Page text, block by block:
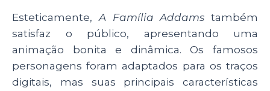
Esteticamente,A Família Addams também
satisfaz o público, apresentando uma
animação bonita e dinâmica. Os famosos
personagens foram adaptados para os traços
digitais, mas suas principais características